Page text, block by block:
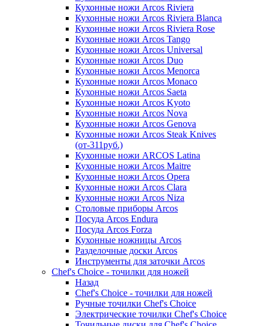
Кухонные ножи Arcos Riviera
Кухонные ножи Arcos Riviera Blanca
Кухонные ножи Arcos Riviera Rose
Кухонные ножи Arcos Tango
Кухонные ножи Arcos Universal
Кухонные ножи Arcos Duo
Кухонные ножи Arcos Menorca
Кухонные ножи Arcos Monaco
Кухонные ножи Arcos Saeta
Кухонные ножи Arcos Kyoto
Кухонные ножи Arcos Nova
Кухонные ножи Arcos Genova
Кухонные ножи Arcos Steak Knives
(от-311руб.)
Кухонные ножи ARCOS Latina
Кухонные ножи Arcos Maitre
Кухонные ножи Arcos Opera
Кухонные ножи Arcos Clara
Кухонные ножи Arcos Niza
Столовые приборы Arcos
Посуда Arcos Endura
Посуда Arcos Forza
Кухонные ножницы Arcos
Разделочные доски Arcos
Инструменты для заточки Arcos
Chef's Choice - точилки для ножей
Назад
Chef's Choice - точилки для ножей
Ручные точилки Chef's Choice
Электрические точилки Chef's Choice